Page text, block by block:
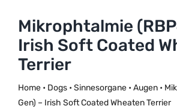
Mikrophtalmie
Irish Soft Coated
Terrier
Home• Dogs• Sinnesorgane• Augen•
Gen) – Irish Soft Coated Wheaten Terrier